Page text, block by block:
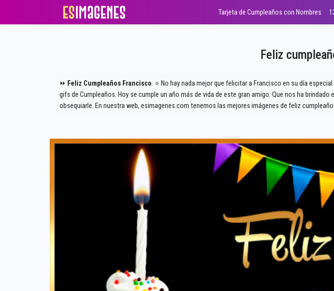
Tarjeta de Cumpleaños con Nombres
Feliz
⏩ Feliz Cumpleaños Francisco. ⭐ No hay nada mejor que felicitar a Francisco en su día
gifs de Cumpleaños. Hoy se cumple un año más de vida de este gran amigo. Que nos ha
obsequiarle. En nuestra web, esimagenes.com tenemos las mejores imágenes de feliz